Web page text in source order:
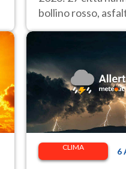
bollino rosso,
48°C rilevati alla
CLIMA 6